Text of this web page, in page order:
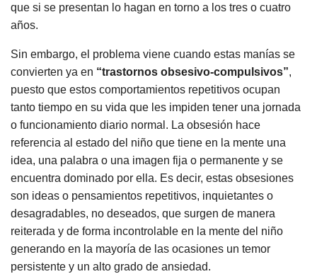
que si se presentan lo hagan en torno a los tres o cuatro
años.
Sin embargo, el problema viene cuando estas manías se
convierten ya en “trastornos obsesivo-compulsivos”,
puesto que estos comportamientos repetitivos ocupan
tanto tiempo en su vida que les impiden tener una jornada
o funcionamiento diario normal. La obsesión hace
referencia al estado del niño que tiene en la mente una
idea, una palabra o una imagen fija o permanente y se
encuentra dominado por ella. Es decir, estas obsesiones
son ideas o pensamientos repetitivos, inquietantes o
desagradables, no deseados, que surgen de manera
reiterada y de forma incontrolable en la mente del niño
generando en la mayoría de las ocasiones un temor
persistente y un alto grado de ansiedad.